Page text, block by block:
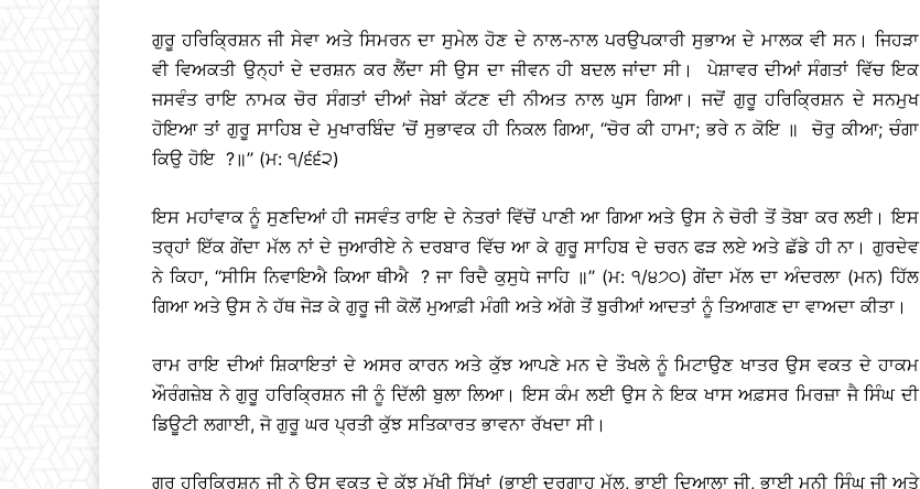
ਗੁਰੂ ਹਰਿਕ੍ਰਿਸ਼ਨ ਜੀ ਸੇਵਾ ਅਤੇ ਸਿਮਰਨ ਦਾ ਸੁਮੇਲ ਹੋਣ ਦੇ ਨਾਲ-ਨਾਲ ਪਰਉਪਕਾਰੀ ਸੁਭਾਅ ਦੇ ਮਾਲਕ ਵੀ ਸਨ। ਜਿਹੜਾ
ਵੀ ਵਿਅਕਤੀ ਉਨ੍ਹਾਂ ਦੇ ਦਰਸ਼ਨ ਕਰ ਲੈਂਦਾ ਸੀ ਉਸ ਦਾ ਜੀਵਨ ਹੀ ਬਦਲ ਜਾਂਦਾ ਸੀ। ਪੇਸ਼ਾਵਰ ਦੀਆਂ ਸੰਗਤਾਂ ਵਿੱਚ ਇਕ
ਜਸਵੰਤ ਰਾਇ ਨਾਮਕ ਚੋਰ ਸੰਗਤਾਂ ਦੀਆਂ ਜੇਬਾਂ ਕੱਟਣ ਦੀ ਨੀਅਤ ਨਾਲ ਘੁਸ ਗਿਆ। ਜਦੋਂ ਗੁਰੂ ਹਰਿਕ੍ਰਿਸ਼ਨ ਦੇ ਸਨਮੁਖ
ਹੋਇਆ ਤਾਂ ਗੁਰੂ ਸਾਹਿਬ ਦੇ ਮੁਖਾਰਬਿੰਦ ’ਚੋਂ ਸੁਭਾਵਕ ਹੀ ਨਿਕਲ ਗਿਆ, ‘‘ਚੋਰ ਕੀ ਹਾਮਾ; ਭਰੇ ਨ ਕੋਇ ॥ ਚੋਰੁ ਕੀਆ; ਚੰਗਾ
ਕਿਉ ਹੋਇ ?॥’’ (ਮ: ੧/੬੬੨)
ਇਸ ਮਹਾਂਵਾਕ ਨੂੰ ਸੁਣਦਿਆਂ ਹੀ ਜਸਵੰਤ ਰਾਇ ਦੇ ਨੇਤਰਾਂ ਵਿੱਚੋਂ ਪਾਣੀ ਆ ਗਿਆ ਅਤੇ ਉਸ ਨੇ ਚੋਰੀ ਤੋਂ ਤੋਬਾ ਕਰ ਲਈ। ਇਸ
ਤਰ੍ਹਾਂ ਇੱਕ ਗੇਂਦਾ ਮੱਲ ਨਾਂ ਦੇ ਜੁਆਰੀਏ ਨੇ ਦਰਬਾਰ ਵਿੱਚ ਆ ਕੇ ਗੁਰੂ ਸਾਹਿਬ ਦੇ ਚਰਨ ਫੜ ਲਏ ਅਤੇ ਛੱਡੇ ਹੀ ਨਾ। ਗੁਰਦੇਵ
ਨੇ ਕਿਹਾ, ‘‘ਸੀਸਿ ਨਿਵਾਇਐ ਕਿਆ ਥੀਐ ? ਜਾ ਰਿਦੈ ਕੁਸੁਧੇ ਜਾਹਿ ॥’’ (ਮ: ੧/੪੭੦) ਗੇਂਦਾ ਮੱਲ ਦਾ ਅੰਦਰਲਾ (ਮਨ) ਹਿੱਲ
ਗਿਆ ਅਤੇ ਉਸ ਨੇ ਹੱਥ ਜੋੜ ਕੇ ਗੁਰੂ ਜੀ ਕੋਲੋਂ ਮੁਆਫ਼ੀ ਮੰਗੀ ਅਤੇ ਅੱਗੇ ਤੋਂ ਬੁਰੀਆਂ ਆਦਤਾਂ ਨੂੰ ਤਿਆਗਣ ਦਾ ਵਾਅਦਾ ਕੀਤਾ।
ਰਾਮ ਰਾਇ ਦੀਆਂ ਸ਼ਿਕਾਇਤਾਂ ਦੇ ਅਸਰ ਕਾਰਨ ਅਤੇ ਕੁੱਝ ਆਪਣੇ ਮਨ ਦੇ ਤੌਖਲੇ ਨੂੰ ਮਿਟਾਉਣ ਖਾਤਰ ਉਸ ਵਕਤ ਦੇ ਹਾਕਮ
ਔਰੰਗਜ਼ੇਬ ਨੇ ਗੁਰੂ ਹਰਿਕ੍ਰਿਸ਼ਨ ਜੀ ਨੂੰ ਦਿੱਲੀ ਬੁਲਾ ਲਿਆ। ਇਸ ਕੰਮ ਲਈ ਉਸ ਨੇ ਇਕ ਖਾਸ ਅਫ਼ਸਰ ਮਿਰਜ਼ਾ ਜੈ ਸਿੰਘ ਦੀ
ਡਿਊਟੀ ਲਗਾਈ, ਜੋ ਗੁਰੂ ਘਰ ਪ੍ਰਤੀ ਕੁੱਝ ਸਤਿਕਾਰਤ ਭਾਵਨਾ ਰੱਖਦਾ ਸੀ।
ਗੁਰੂ ਹਰਿਕ੍ਰਿਸ਼ਨ ਜੀ ਨੇ ਉਸ ਵਕਤ ਦੇ ਕੁੱਝ ਮੁੱਖੀ ਸਿੱਖਾਂ (ਭਾਈ ਦਰਗਾਹ ਮੱਲ, ਭਾਈ ਦਿਆਲਾ ਜੀ, ਭਾਈ ਮਨੀ ਸਿੰਘ ਜੀ ਅਤੇ